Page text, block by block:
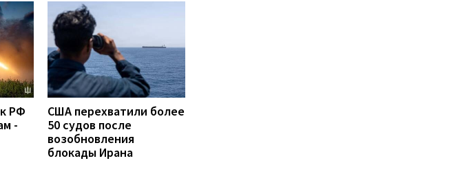
РФ
-
США перехватили более
50 судов после
возобновления
блокады Ирана